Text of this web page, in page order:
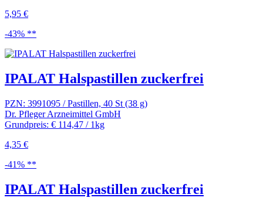
5,95 €
-43% **
IPALAT Halspastillen zuckerfrei
PZN: 3991095 / Pastillen, 40 St (38 g)
Dr. Pfleger Arzneimittel GmbH
Grundpreis: € 114,47 / 1kg
4,35 €
-41% **
IPALAT Halspastillen zuckerfrei